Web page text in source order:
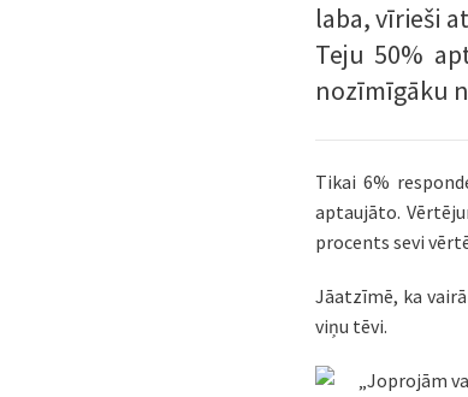
laba, vīrieši
Teju 50%
nozīmīgāku
Tikai 6%
aptaujāto.
procents sevi
Jāatzīmē, ka
viņu tēvi.
„Joprojām